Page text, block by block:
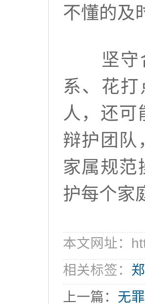
不懂的及
坚守合
系、花
人，还可
辩护团队
家属规范
护每个家
本文网址：
相关标签：
上一篇： 无